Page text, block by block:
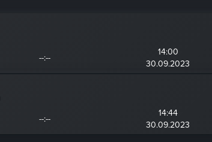
--:--
14:00
30.09.2023
--:--
14:44
30.09.2023